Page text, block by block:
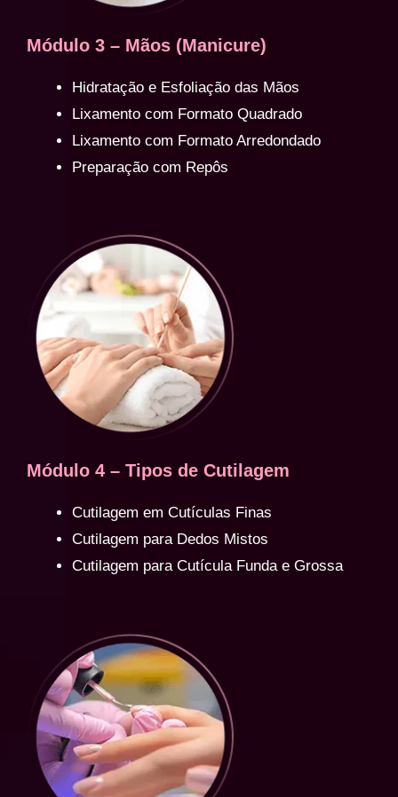
Módulo 3 – Mãos (Manicure)
Hidratação e Esfoliação das Mãos
Lixamento com Formato Quadrado
Lixamento com Formato Arredondado
Preparação com Repôs
Módulo 4 – Tipos de Cutilagem
Cutilagem em Cutículas Finas
Cutilagem para Dedos Mistos
Cutilagem para Cutícula Funda e Grossa